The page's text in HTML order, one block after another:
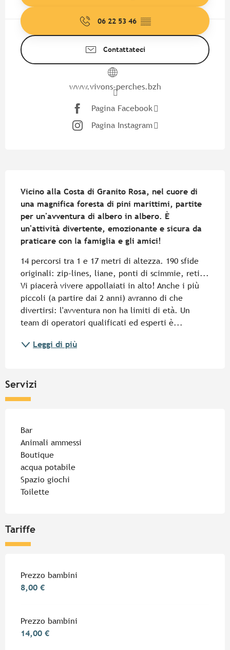
06 22 53 46 ▒▒
Contattateci
www.vivons-perches.bzh
Pagina Facebook
Pagina Instagram
Vicino alla Costa di Granito Rosa, nel cuore di
una magnifica foresta di pini marittimi, partite
per un'avventura di albero in albero. È
un'attività divertente, emozionante e sicura da
praticare con la famiglia e gli amici!
14 percorsi tra 1 e 17 metri di altezza. 190 sfide
originali: zip-lines, liane, ponti di scimmie, reti...
Vi piacerà vivere appollaiati in alto! Anche i più
piccoli (a partire dai 2 anni) avranno di che
divertirsi: l'avventura non ha limiti di età. Un
team di operatori qualificati ed esperti è...
Leggi di più
Servizi
Bar
Animali ammessi
Boutique
acqua potabile
Spazio giochi
Toilette
Tariffe
Tariffe 2026
Prezzo bambini
8,00 €
Prezzo bambini
14,00 €